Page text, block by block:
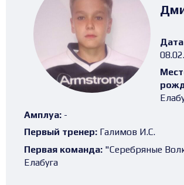
Амплуа: -
Первый тренер: Галимов И.С.
Первая команда: "Серебряные
Елабуга